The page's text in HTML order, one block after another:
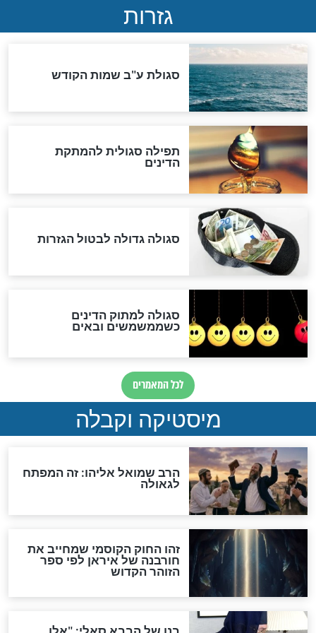
סימני שאלה
המסמך האבוד שנחשף
במרתפי מוסקבה: כתב היד
הנדיר של הרשב"ם התגלה
שורדת השואה שחוגגת 100:
"מודה לקב"ה על כל השנים"
לכל המאמרים
אחרית הימים
האם אפשר לחשב את הקץ?
מה יהיה בימות המשיח?
"לפני הגאולה תהיה אפיקורסות
והכחשה גדולה מאוד של
האמונה"